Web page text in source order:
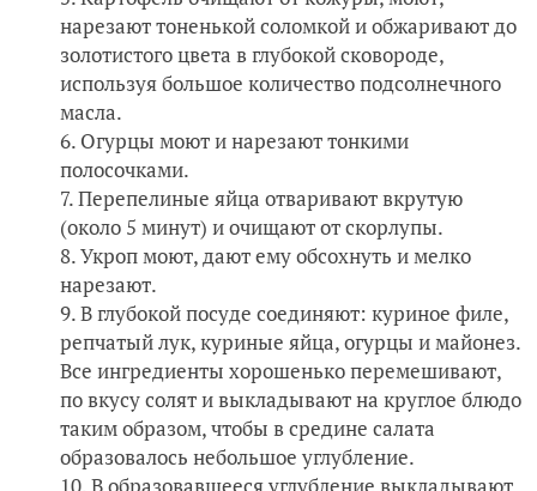
нарезают тоненькой соломкой и обжаривают до
золотистого цвета в глубокой сковороде,
используя большое количество подсолнечного
масла.
Огурцы моют и нарезают тонкими
полосочками.
Перепелиные яйца отваривают вкрутую
(около 5 минут) и очищают от скорлупы.
Укроп моют, дают ему обсохнуть и мелко
нарезают.
В глубокой посуде соединяют: куриное филе,
репчатый лук, куриные яйца, огурцы и майонез.
Все ингредиенты хорошенько перемешивают,
по вкусу солят и выкладывают на круглое блюдо
таким образом, чтобы в средине салата
образовалось небольшое углубление.